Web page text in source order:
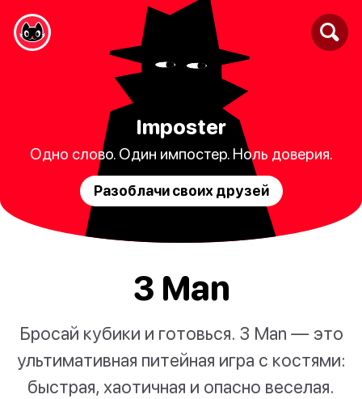
Imposter
Одно слово. Один импостер. Ноль доверия.
Разоблачи своих друзей
3 Man
Бросай кубики и готовься. 3 Man — это
ультимативная питейная игра с костями:
быстрая, хаотичная и опасно веселая.